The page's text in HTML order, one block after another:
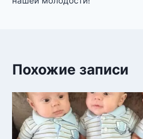
Похожие записи